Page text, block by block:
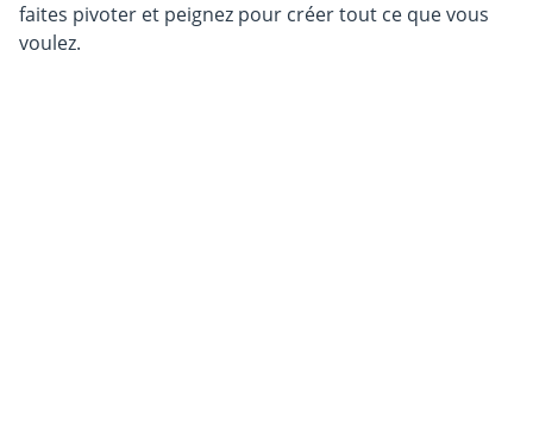
faites pivoter et peignez pour créer tout ce que vous
voulez.